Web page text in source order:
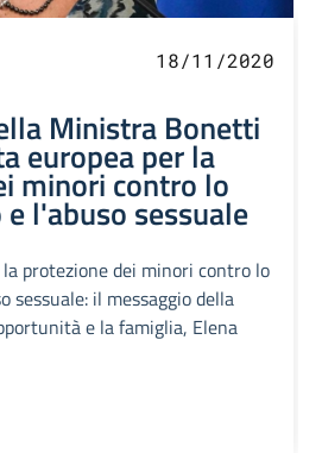
18/11/2020
Ministra Bonetti
europea per la
minori contro lo
l'abuso sessuale
protezione dei minori contro lo
sessuale: il messaggio della
e la famiglia, Elena